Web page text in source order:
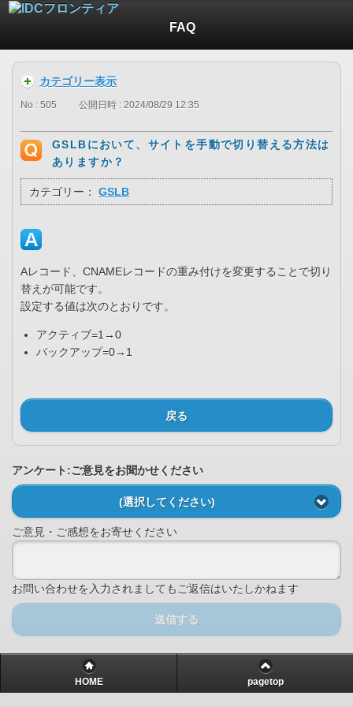
FAQ
カテゴリー表示
No : 505 公開日時 : 2024/08/29 12:35
GSLBにおいて、サイトを手動で切り替える方法は
ありますか？
カテゴリー： GSLB
Aレコード、CNAMEレコードの重み付けを変更することで切り
替えが可能です。
設定する値は次のとおりです。
アクティブ=1→0
バックアップ=0→1
戻る
アンケート:ご意見をお聞かせください
(選択してください)
ご意見・ご感想をお寄せください
お問い合わせを入力されましてもご返信はいたしかねます
送信する
HOME pagetop